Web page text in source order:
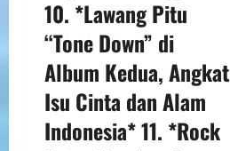
10. *Lawang Pitu
“Tone Down” di
Album Kedua, Angkat
Isu Cinta dan Alam
Indonesia* 11. *Rock